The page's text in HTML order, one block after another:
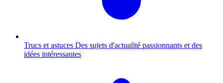
Trucs et astuces Des sujets d'actualité passionnants et des
idées intéressantes